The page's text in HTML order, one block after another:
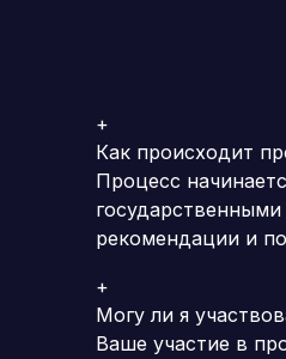
+
Как происходит
Процесс
рекомендации и
+
Могу ли я
Ваше участие в